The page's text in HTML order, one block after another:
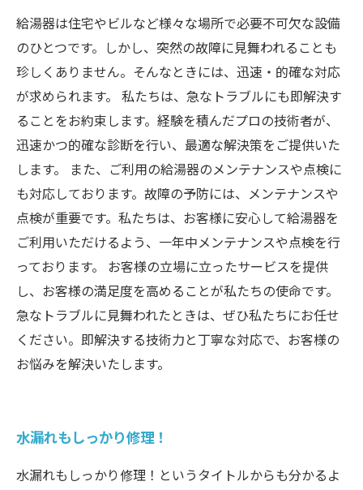
給湯器は住宅やビルなど様々な場所で必要不可欠な設備
のひとつです。しかし、突然の故障に見舞われることも
珍しくありません。そんなときには、迅速・的確な対応
が求められます。 私たちは、急なトラブルにも即解決す
ることをお約束します。経験を積んだプロの技術者が、
迅速かつ的確な診断を行い、最適な解決策をご提供いた
します。 また、ご利用の給湯器のメンテナンスや点検に
も対応しております。故障の予防には、メンテナンスや
点検が重要です。私たちは、お客様に安心して給湯器を
ご利用いただけるよう、一年中メンテナンスや点検を行
っております。 お客様の立場に立ったサービスを提供
し、お客様の満足度を高めることが私たちの使命です。
急なトラブルに見舞われたときは、ぜひ私たちにお任せ
ください。即解決する技術力と丁寧な対応で、お客様の
お悩みを解決いたします。
水漏れもしっかり修理！
水漏れもしっかり修理！というタイトルからも分かるよ